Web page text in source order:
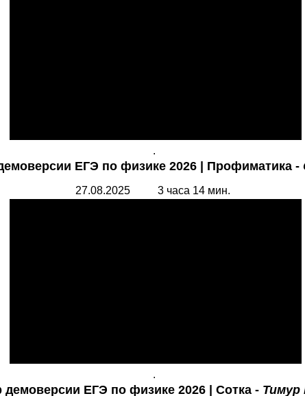
.
ЕГЭ по физике 2026 | Профиматика -
27.08.2025 3 часа 14 мин.
.
демоверсии ЕГЭ по физике 2026 | Сотка - Тимур